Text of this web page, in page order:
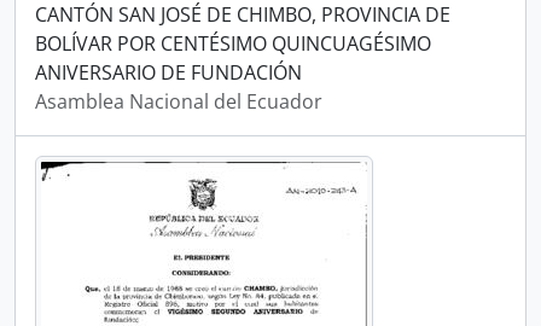
CANTÓN SAN JOSÉ DE CHIMBO, PROVINCIA DE
BOLÍVAR POR CENTÉSIMO QUINCUAGÉSIMO
ANIVERSARIO DE FUNDACIÓN
Asamblea Nacional del Ecuador